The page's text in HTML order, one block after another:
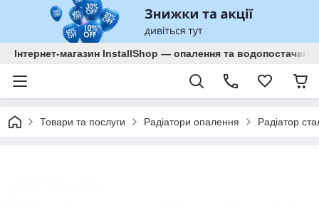
Інтернет-магазин InstallShop — опалення та водопостачання
Товари та послуги Радіатори опалення Радіатор